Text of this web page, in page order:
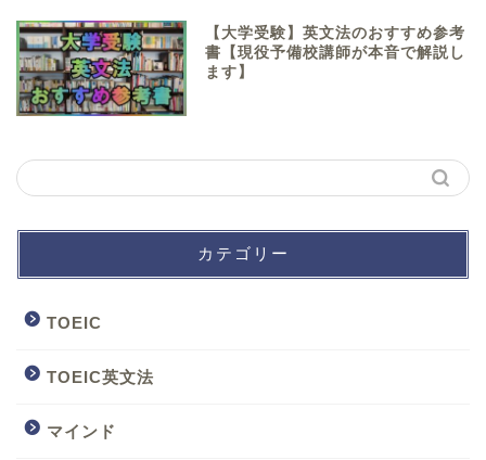
【大学受験】英文法のおすすめ参考
書【現役予備校講師が本音で解説し
ます】
カテゴリー
TOEIC
TOEIC英文法
マインド